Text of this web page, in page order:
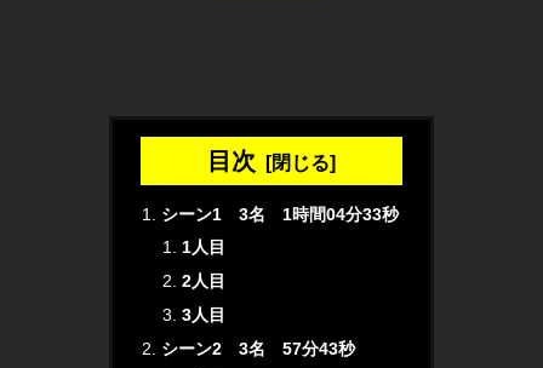
目次
シーン1 3名 1時間04分33秒
1人目
2人目
3人目
シーン2 3名 57分43秒